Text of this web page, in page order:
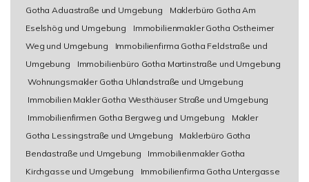
Gotha Aduastraße und Umgebung
Maklerbüro Gotha Am
Eselshög und Umgebung
Immobilienmakler Gotha Ostheimer
Weg und Umgebung
Immobilienfirma Gotha Feldstraße und
Umgebung
Immobilienbüro Gotha Martinstraße und Umgebung
Wohnungsmakler Gotha Uhlandstraße und Umgebung
Immobilien Makler Gotha Westhäuser Straße und Umgebung
Immobilienfirmen Gotha Bergweg und Umgebung
Makler
Gotha Lessingstraße und Umgebung
Maklerbüro Gotha
Bendastraße und Umgebung
Immobilienmakler Gotha
Kirchgasse und Umgebung
Immobilienfirma Gotha Untergasse